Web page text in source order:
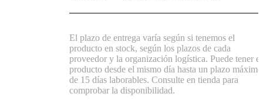
El plazo de entrega varía según si tenemos el
producto en stock, según los plazos de cada
proveedor y la organización logística. Puede tener el
producto desde el mismo día hasta un plazo máximo
de 15 días laborables. Consulte en tienda para
comprobar la disponibilidad.